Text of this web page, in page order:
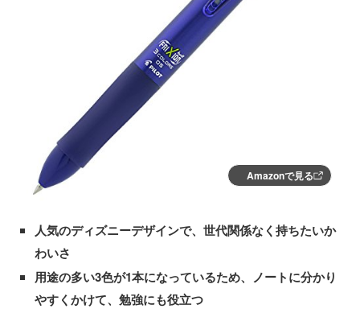
Amazonで見る
人気のディズニーデザインで、世代関係なく持ちたいか
わいさ
用途の多い3色が1本になっているため、ノートに分かり
やすくかけて、勉強にも役立つ